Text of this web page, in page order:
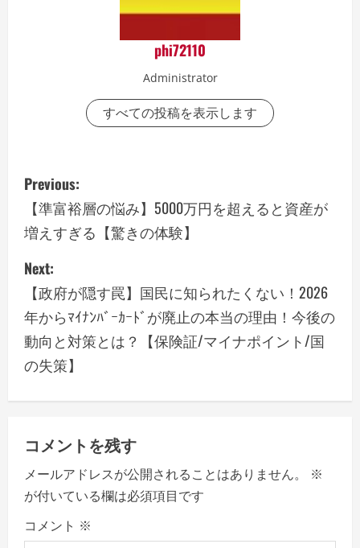
phi72110
Administrator
すべての投稿を表示します
P
o
s
t
n
a
v
i
g
a
t
Previous:
【準富裕層の悩み】5000万円を超えると資産が
増えすぎる【驚きの体験】
Next:
【政府が隠す罠】国民に知られたくない！2026
年からﾏｲﾅﾝﾊﾞｰｶｰﾄﾞが廃止の本当の理由！今後の
動向と対策とは？【保険証/マイナポイント/国
の失策】
コメントを残す
メールアドレスが公開されることはありません。
※
が付いている欄は必須項目です
コメント ※